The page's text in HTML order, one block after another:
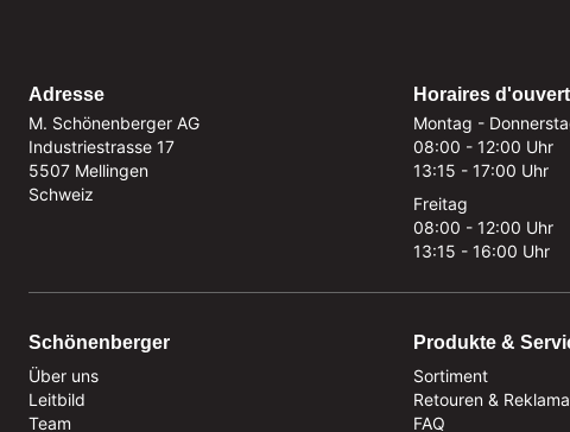
Adresse
M. Schönenberger AG
Industriestrasse 17
5507 Mellingen
Schweiz
Horaires
Montag -
08:00 - 12:00 Uhr
13:15 - 17:00 Uhr
Freitag
08:00 - 12:00 Uhr
13:15 - 16:00 Uhr
Schönenberger
Über uns
Leitbild
Team
Produkte &
Sortiment
Retouren &
FAQ